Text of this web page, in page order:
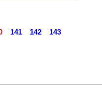
141 142
143